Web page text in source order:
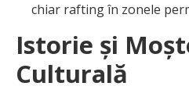
chiar rafting în zonele
Istorie și
Culturală